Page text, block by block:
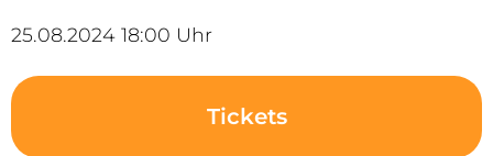
25.08.2024 18:00 Uhr
Tickets